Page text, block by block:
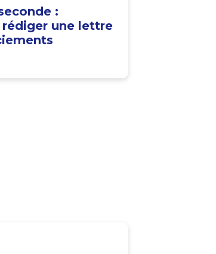
:
une lettre